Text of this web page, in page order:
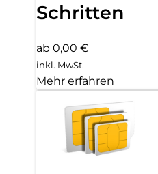
Schritten
ab 0,00 €
inkl. MwSt.
Mehr erfahren